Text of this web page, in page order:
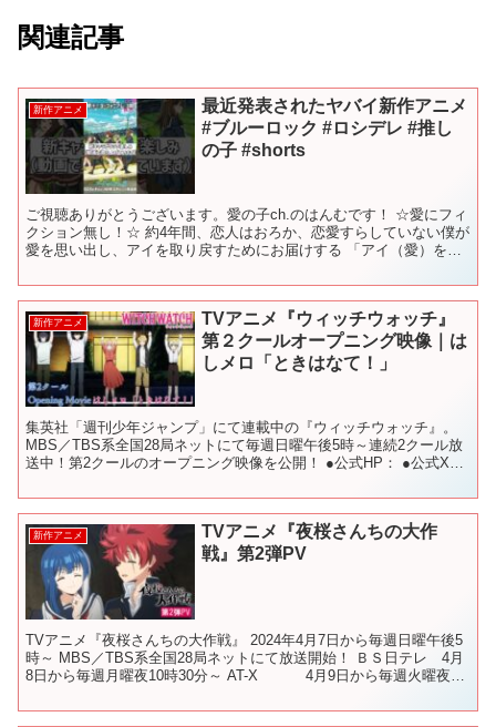
関連記事
新作アニメ
最近発表されたヤバイ新作アニメ
#ブルーロック #ロシデレ #推し
の子 #shorts
ご視聴ありがとうございます。愛の子ch.のはんむです！ ☆愛にフィ
クション無し！☆ 約4年間、恋人はおろか、恋愛すらしていない僕が
愛を思い出し、アイを取り戻すためにお届けする 「アイ（愛）を軸
新作アニメ
TVアニメ『ウィッチウォッチ』
第２クールオープニング映像｜は
しメロ「ときはなて！」
集英社「週刊少年ジャンプ」にて連載中の『ウィッチウォッチ』。
MBS／TBS系全国28局ネットにて毎週日曜午後5時～連続2クール放
送中！第2クールのオープニング映像を公開！ ●公式HP： ●公式X：
新作アニメ
TVアニメ『夜桜さんちの大作
戦』第2弾PV
TVアニメ『夜桜さんちの大作戦』 2024年4月7日から毎週日曜午後5
時～ MBS／TBS系全国28局ネットにて放送開始！ ＢＳ日テレ 4月
8日から毎週月曜夜10時30分～ AT-X 4月9日から毎週火曜夜10